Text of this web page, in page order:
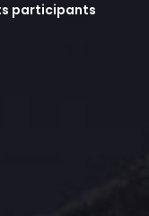
participants